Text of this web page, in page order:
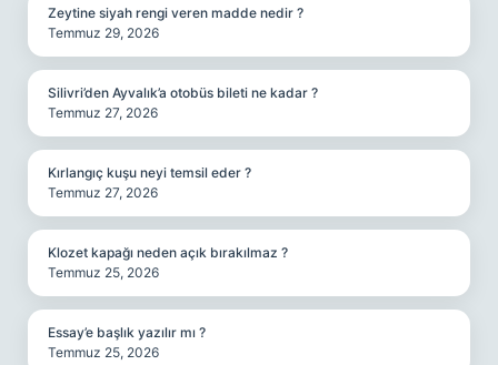
Zeytine siyah rengi veren madde nedir ?
Temmuz 29, 2026
Silivri’den Ayvalık’a otobüs bileti ne kadar ?
Temmuz 27, 2026
Kırlangıç kuşu neyi temsil eder ?
Temmuz 27, 2026
Klozet kapağı neden açık bırakılmaz ?
Temmuz 25, 2026
Essay’e başlık yazılır mı ?
Temmuz 25, 2026